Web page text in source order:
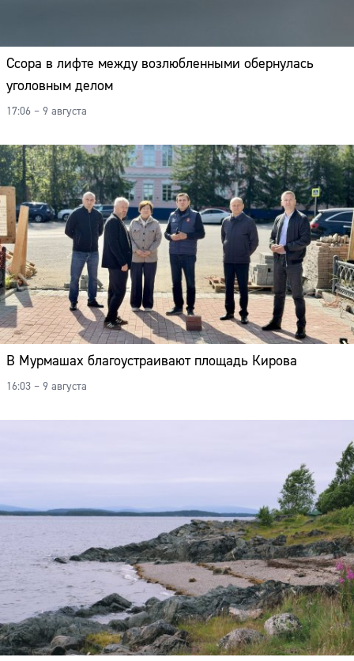
Ссора в лифте между возлюбленными обернулась
уголовным делом
17:06 – 9 августа
В Мурмашах благоустраивают площадь Кирова
16:03 – 9 августа